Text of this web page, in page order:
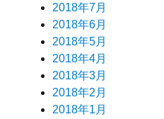
2018年7月
2018年6月
2018年5月
2018年4月
2018年3月
2018年2月
2018年1月